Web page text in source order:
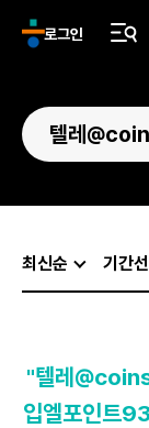
로그인
최신순 기간
"텔레
입엘포인트